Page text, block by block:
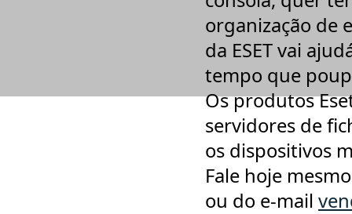
organização de
da ESET vai
tempo que
Os produtos
servidores de
os dispositivos
Fale hoje
ou do e-mail